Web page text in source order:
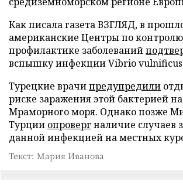
Как писала газета ВЗГЛЯД, в
американские Центры по
профилактике заболеваний
вспышку инфекции Vibrio vulnificus
Турецкие врачипредупредили
риске заражения этой бактерией
Мраморного моря. Однако позже
Турции опроверг наличие случаев
данной инфекцией на местных
Текст: Мария Иванова